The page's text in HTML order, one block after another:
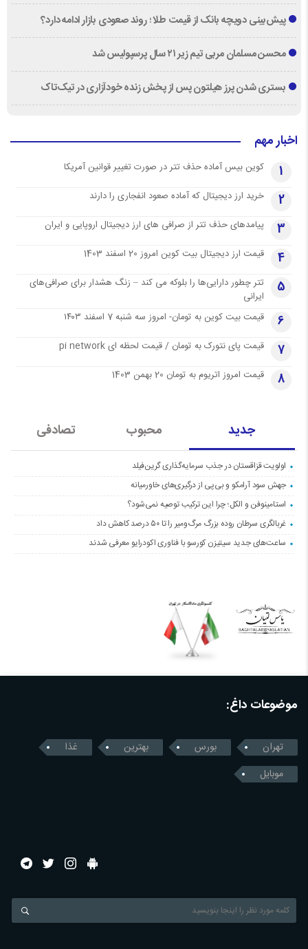
پیش‌بینی دویچه‌ بانک از قیمت طلا ؛ روند صعودی بازار ادامه دارد؟
محسن مسلمان مربی تیم زیر ۲۱ سال پرسپولیس شد
بستری شدن پرز هیلتون پس از پخش زنده خودآزاری در تیک‌تاک
اخبار مهم
1 کوین بیس آماده حذف تتر در صورت تغییر قوانین آمریکا
2 خرید ارز دیجیتال که آماده صعود انفجاری را دارند
3 پیامدهای حذف تتر از صرافی های ارز دیجیتال اروپایی و ایران
4 قیمت ارز دیجیتال بیت کوین امروز 20 اسفند 1403
5
تتر چطور دارایی‌ها را بلوکه می کند – زنگ هشدار برای صرافی‌های
ایرانی
6 قیمت بیت کوین به تومان- امروز سه شنبه 7 اسفند ۱۴۰۳
7 قیمت پای نتورک به تومان / قیمت لحظه ای pi network
8 قیمت امروز اتریوم به تومان 20 بهمن 1403
جدید محبوب تصادفی
اولویت قزاقستان در جذب سرمایه‌گذاری گرین‌فیلد
جهش سود آرامکو و بی‌پی از درگیری‌های خاورمیانه
استامینوفن و الکل؛ چرا این ترکیب توصیه نمی‌شود؟
غربالگری سرطان روده بزرگ مرگ‌ومیر را تا ۵۰ درصد کاهش داد
ساعت‌های جدید سیتیزن کورسو با فناوری اکودرایو معرفی شدند
موضوعات داغ:
تهران بورس بهترین
غذا
موبایل